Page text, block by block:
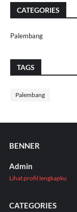
CATEGORIES
Palembang
TAGS
Palembang
BENNER
Admin
Lihat profil lengkapku
CATEGORIES